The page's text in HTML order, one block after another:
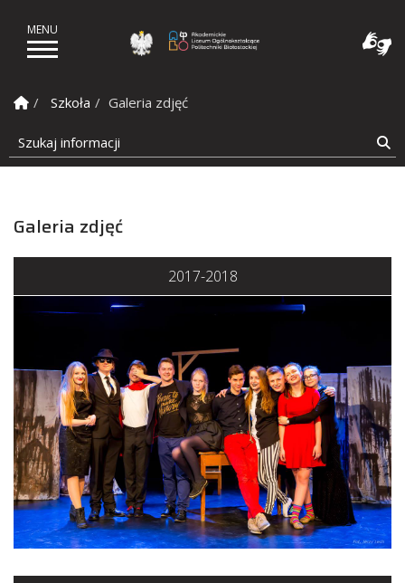
Strona Główna
Szkoła
Galeria zdjęć
Szukaj informacji
Galeria zdjęć
2017-2018